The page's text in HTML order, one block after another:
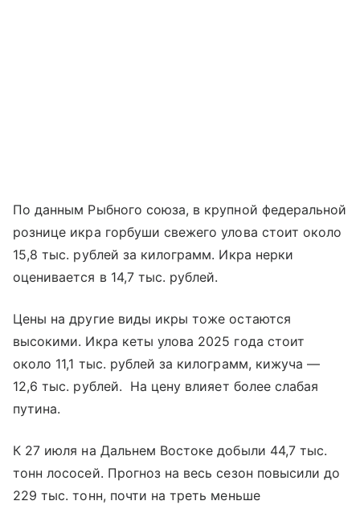
По данным Рыбного союза, в крупной федеральной
рознице икра горбуши свежего улова стоит около
15,8 тыс. рублей за килограмм. Икра нерки
оценивается в 14,7 тыс. рублей.
Цены на другие виды икры тоже остаются
высокими. Икра кеты улова 2025 года стоит
около 11,1 тыс. рублей за килограмм, кижуча —
12,6 тыс. рублей. На цену влияет более слабая
путина.
К 27 июля на Дальнем Востоке добыли 44,7 тыс.
тонн лососей. Прогноз на весь сезон повысили до
229 тыс. тонн, почти на треть меньше